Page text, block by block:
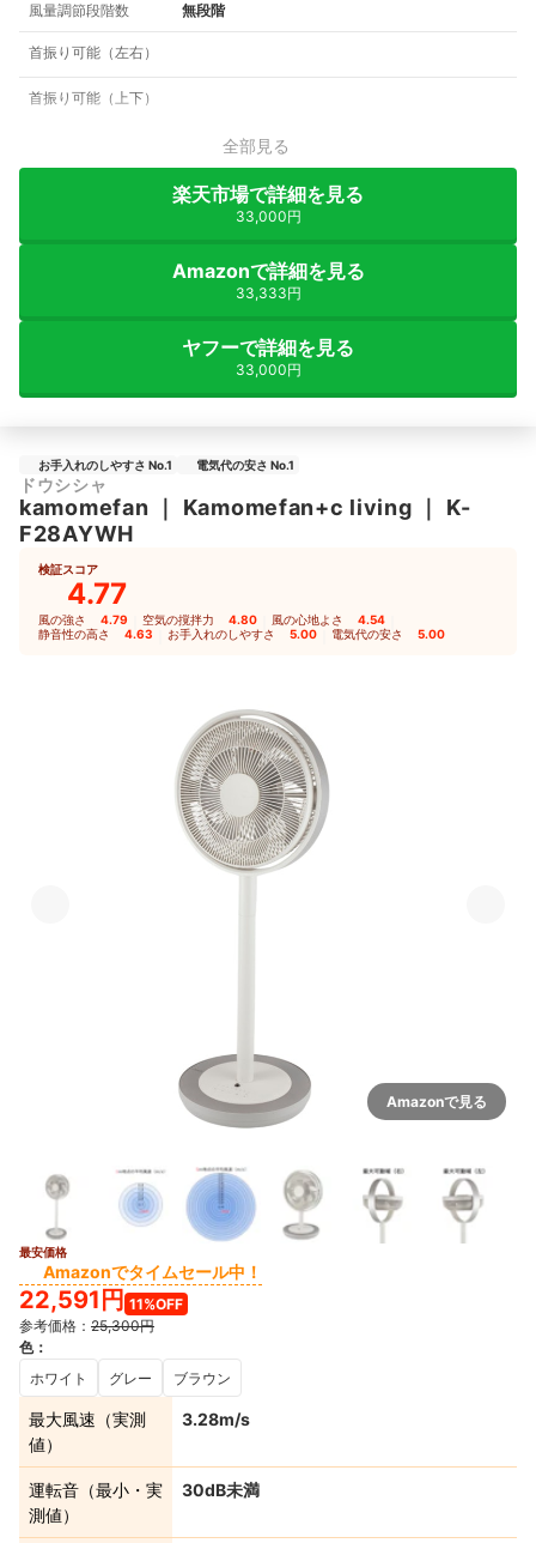
風量調節段階数 無段階
首振り可能（左右）
首振り可能（上下）
全部見る
楽天市場で詳細を見る
33,000円
Amazonで詳細を見る
33,333円
ヤフーで詳細を見る
33,000円
お手入れのしやすさ No.1 電気代の安さ No.1
ドウシシャ
kamomefan Kamomefan+c living
K-
F28AYWH
検証スコア
4.77
風の強さ 4.79 空気の撹拌力 4.80 風の心地よさ 4.54
静音性の高さ 4.63 お手入れのしやすさ 5.00 電気代の安さ 5.00
Amazonで見る
最安価格
Amazonでタイムセール中！
22,591円 11%OFF
参考価格： 25,300円
色：
ホワイト
グレー ブラウン
最大風速（実測
値）
3.28m/s
運転音（最小・実
測値）
30dB未満